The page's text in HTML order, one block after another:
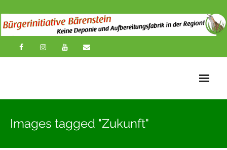
News
Images tagged "Zukunft"